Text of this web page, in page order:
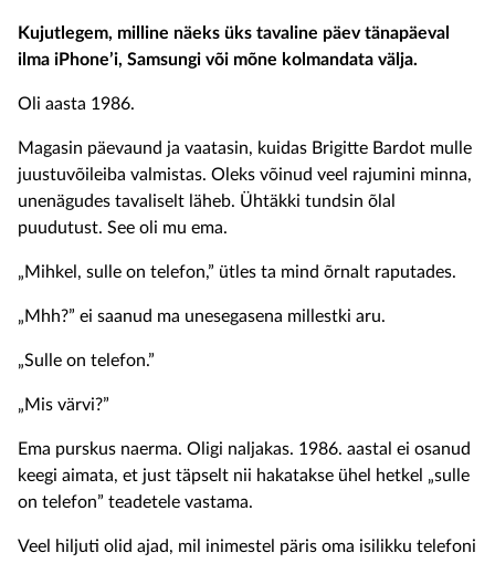
Kujutlegem, milline näeks üks tavaline päev tänapäeval
ilma iPhone’i, Samsungi või mõne kolmandata välja.
Oli aasta 1986.
Magasin päevaund ja vaatasin, kuidas Brigitte Bardot mulle
juustuvõileiba valmistas. Oleks võinud veel rajumini minna,
unenägudes tavaliselt läheb. Ühtäkki tundsin õlal
puudutust. See oli mu ema.
„Mihkel, sulle on telefon,” ütles ta mind õrnalt raputades.
„Mhh?” ei saanud ma unesegasena millestki aru.
„Sulle on telefon.”
„Mis värvi?”
Ema purskus naerma. Oligi naljakas. 1986. aastal ei osanud
keegi aimata, et just täpselt nii hakatakse ühel hetkel „sulle
on telefon” teadetele vastama.
Veel hiljuti olid ajad, mil inimestel päris oma isilikku telefoni